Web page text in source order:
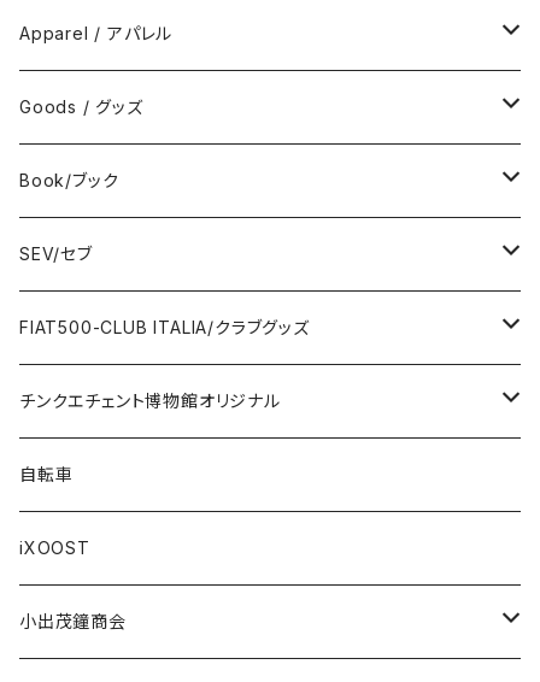
FIAT
ABARTH
DeAGOSTINI
Giannini
FERRARI
LANCIA
AUTOBIANCHI
Others / その他
Apparel / アパレル
Wear / ウエア
Bag / バッグ
Towel / タオル
Wallet / 財布
Key Case / キーケース
Key Ring / キーリング
Belt / ベルト
Handkerchief / ハンカチ
Goods / グッズ
Sticker / ステッカー
Badge / バッジ
Lunch box / ランチボックス
Flag / フラッグ
Ornament / 置物
Bicycle accessories / 自転車関連
Pen / ペン
Book/ブック
ABARTH/アバルト
KOIDESHIGEKANESHOUKAI/小出茂鐘商会
FIAT500/フィアット500
FIAT/フィアット
Race/レース
Others / その他
SEV/セブ
Automobile/自動車
Health/健康
FIAT500-CLUB ITALIA/クラブグッズ
Bag/バッグ
Sticker/ステッカー
Emblem/エンブレム
Goods／グッズ
チンクエチェント博物館オリジナル
Sticker / ステッカー
Bag / バッグ
Tshirt / Tシャツ
自転車
iXOOST
小出茂鐘商会